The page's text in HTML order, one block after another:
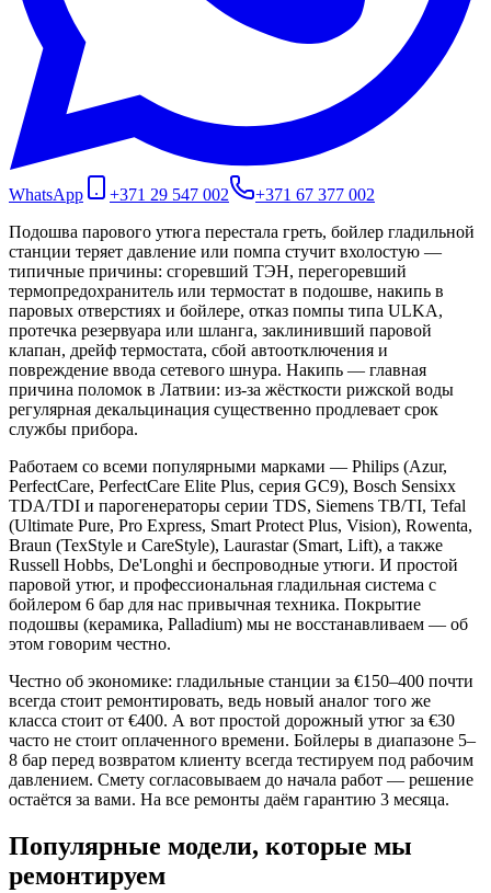
WhatsApp +371 29 547 002
+371 67 377 002
Подошва парового утюга перестала греть, бойлер гладильной
станции теряет давление или помпа стучит вхолостую —
типичные причины: сгоревший ТЭН, перегоревший
термопредохранитель или термостат в подошве, накипь в
паровых отверстиях и бойлере, отказ помпы типа ULKA,
протечка резервуара или шланга, заклинивший паровой
клапан, дрейф термостата, сбой автоотключения и
повреждение ввода сетевого шнура. Накипь — главная
причина поломок в Латвии: из-за жёсткости рижской воды
регулярная декальцинация существенно продлевает срок
службы прибора.
Работаем со всеми популярными марками — Philips (Azur,
PerfectCare, PerfectCare Elite Plus, серия GC9), Bosch Sensixx
TDA/TDI и парогенераторы серии TDS, Siemens TB/TI, Tefal
(Ultimate Pure, Pro Express, Smart Protect Plus, Vision), Rowenta,
Braun (TexStyle и CareStyle), Laurastar (Smart, Lift), а также
Russell Hobbs, De'Longhi и беспроводные утюги. И простой
паровой утюг, и профессиональная гладильная система с
бойлером 6 бар для нас привычная техника. Покрытие
подошвы (керамика, Palladium) мы не восстанавливаем — об
этом говорим честно.
Честно об экономике: гладильные станции за €150–400 почти
всегда стоит ремонтировать, ведь новый аналог того же
класса стоит от €400. А вот простой дорожный утюг за €30
часто не стоит оплаченного времени. Бойлеры в диапазоне 5–
8 бар перед возвратом клиенту всегда тестируем под рабочим
давлением. Смету согласовываем до начала работ — решение
остаётся за вами. На все ремонты даём гарантию 3 месяца.
Популярные модели, которые мы
ремонтируем